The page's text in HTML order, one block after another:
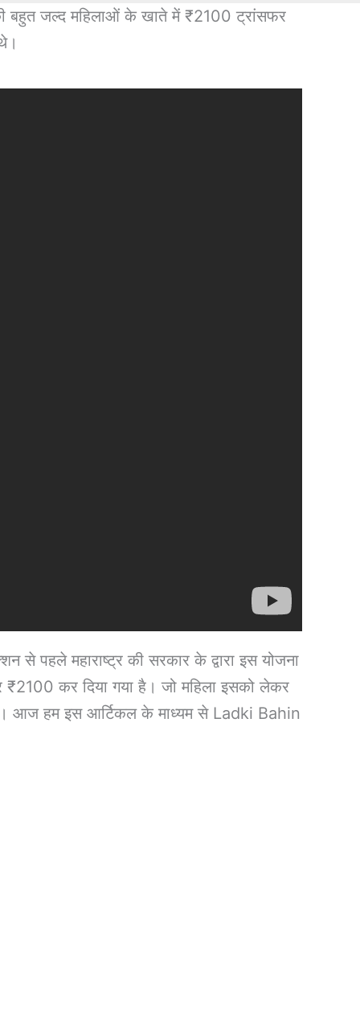
बहुत जल्द महिलाओं के खाते में ₹2100 ट्रांसफर
पहले महाराष्ट्र की सरकार के द्वारा इस योजना
₹2100 कर दिया गया है। जो महिला इसको लेकर
आज हम इस आर्टिकल के माध्यम से Ladki Bahin